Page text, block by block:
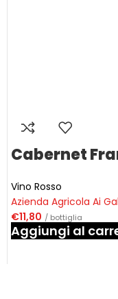
Cabernet
Vino Rosso
Azienda Agricola Ai
€11,80 / bottiglia
Aggiungi al